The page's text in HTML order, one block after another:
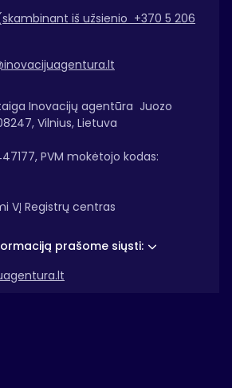
iš užsienio +370 5 206
Inovacijų agentūra Juozo
Vilnius, Lietuva
PVM mokėtojo kodas:
VĮ Registrų centras
prašome siųsti: